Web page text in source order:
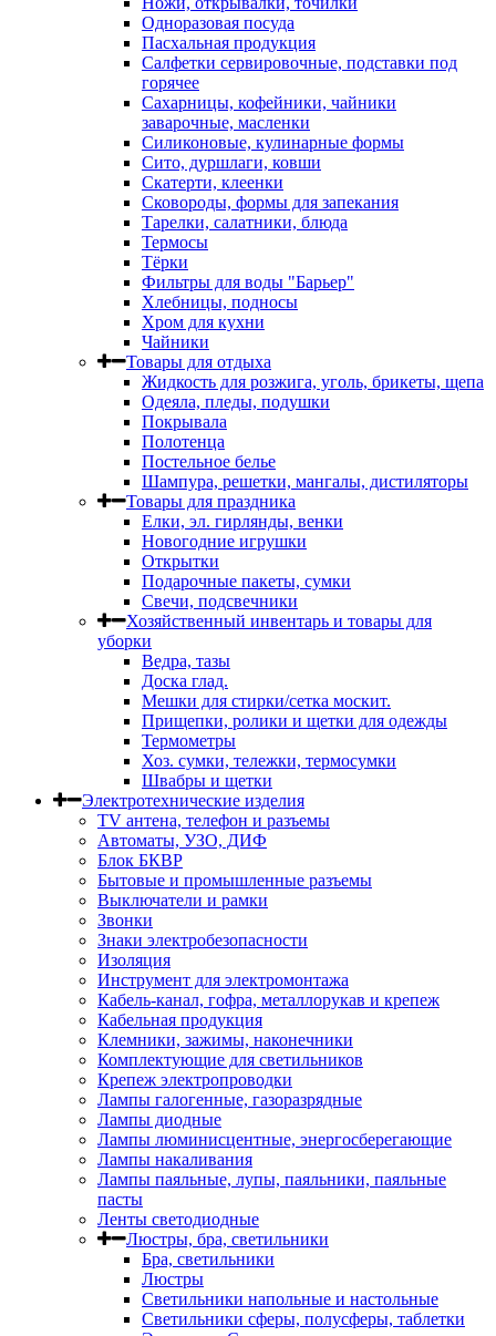
Одноразовая посуда
Пасхальная продукция
Салфетки сервировочные, подставки под
горячее
Сахарницы, кофейники, чайники
заварочные, масленки
Силиконовые, кулинарные формы
Сито, дуршлаги, ковши
Скатерти, клеенки
Сковороды, формы для запекания
Тарелки, салатники, блюда
Термосы
Тёрки
Фильтры для воды "Барьер"
Хлебницы, подносы
Хром для кухни
Чайники
Товары для отдыха
Жидкость для розжига, уголь, брикеты, щепа
Одеяла, пледы, подушки
Покрывала
Полотенца
Постельное белье
Шампура, решетки, мангалы, дистиляторы
Товары для праздника
Елки, эл. гирлянды, венки
Новогодние игрушки
Открытки
Подарочные пакеты, сумки
Свечи, подсвечники
Хозяйственный инвентарь и товары для
уборки
Ведра, тазы
Доска глад.
Мешки для стирки/сетка москит.
Прищепки, ролики и щетки для одежды
Термометры
Хоз. сумки, тележки, термосумки
Швабры и щетки
Электротехнические изделия
TV aнтена, телефон и разъемы
Автоматы, УЗО, ДИФ
Блок БКВР
Бытовые и промышленные разъемы
Выключатели и рамки
Звонки
Знаки электробезопасности
Изоляция
Инструмент для электромонтажа
Кабель-канал, гофра, металлорукав и крепеж
Кабельная продукция
Клемники, зажимы, наконечники
Комплектующие для светильников
Крепеж электропроводки
Лампы галогенные, газоразрядные
Лампы диодные
Лампы люминисцентные, энергосберегающие
Лампы накаливания
Лампы паяльные, лупы, паяльники, паяльные
пасты
Ленты светодиодные
Люстры, бра, светильники
Бра, светильники
Люстры
Светильники напольные и настольные
Светильники сферы, полусферы, таблетки